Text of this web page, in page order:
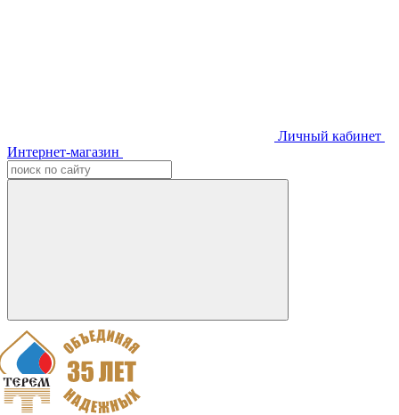
Личный кабинет
Интернет-магазин